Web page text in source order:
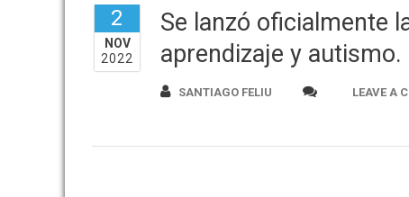
2
NOV
2022
Se lanzó oficialmente
aprendizaje y autismo.
SANTIAGO FELIU LEAVE A